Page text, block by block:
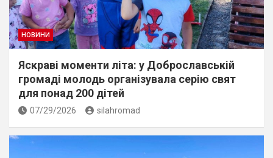
НОВИНИ
Яскраві моменти літа: у Доброславській
громаді молодь організувала серію свят
для понад 200 дітей
07/29/2026 silahromad